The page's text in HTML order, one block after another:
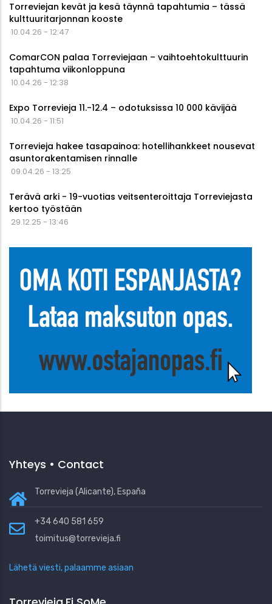
Torreviejan kevät ja kesä täynnä tapahtumia – tässä
kulttuuritarjonnan kooste
10.04.26 - 12:47
ComarCON palaa Torreviejaan – vaihtoehtokulttuurin
tapahtuma viikonloppuna
10.04.26 - 12:38
Expo Torrevieja 11.-12.4 – odotuksissa 10 000 kävijää
10.04.26 - 11:51
Torrevieja hakee tasapainoa: hotellihankkeet nousevat
asuntorakentamisen rinnalle
09.04.26 - 13:25
Terävä arki - 19-vuotias veitsenteroittaja Torreviejasta
kertoo työstään
29.12.25 - 13:46
Yhteys • Contact
Torrevieja (Alicante), España
+34 640 581 659
toimitus@torrevieja.fi
Lähetä viesti, palaamme asiaan